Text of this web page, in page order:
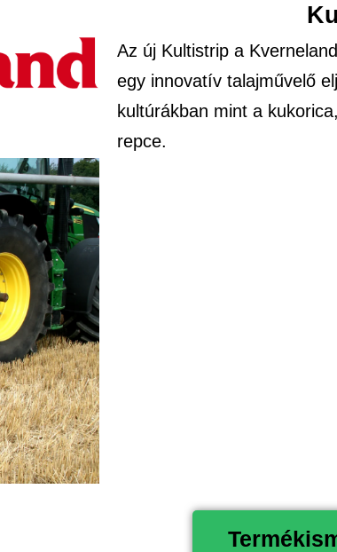
Az új Kultistrip a
egy innovatív talajművelő
kultúrákban mint a
repce.